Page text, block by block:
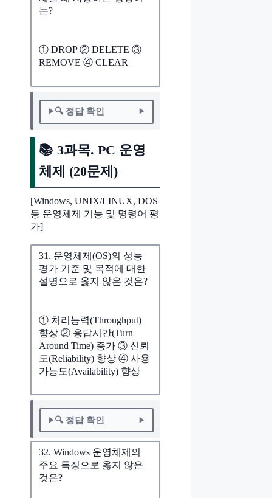
는?
① DROP ② DELETE ③
REMOVE ④ CLEAR
🔍 정답 확인
📚 3과목. PC 운영
체제 (20문제)
[Windows, UNIX/LINUX, DOS
등 운영체제 기능 및 명령어 평
가]
31. 운영체제(OS)의 성능
평가 기준 및 목적에 대한
설명으로 옳지 않은 것은?
① 처리능력(Throughput)
향상 ② 응답시간(Turn
Around Time) 증가 ③ 신뢰
도(Reliability) 향상 ④ 사용
가능도(Availability) 향상
🔍 정답 확인
32. Windows 운영체제의
주요 특징으로 옳지 않은
것은?